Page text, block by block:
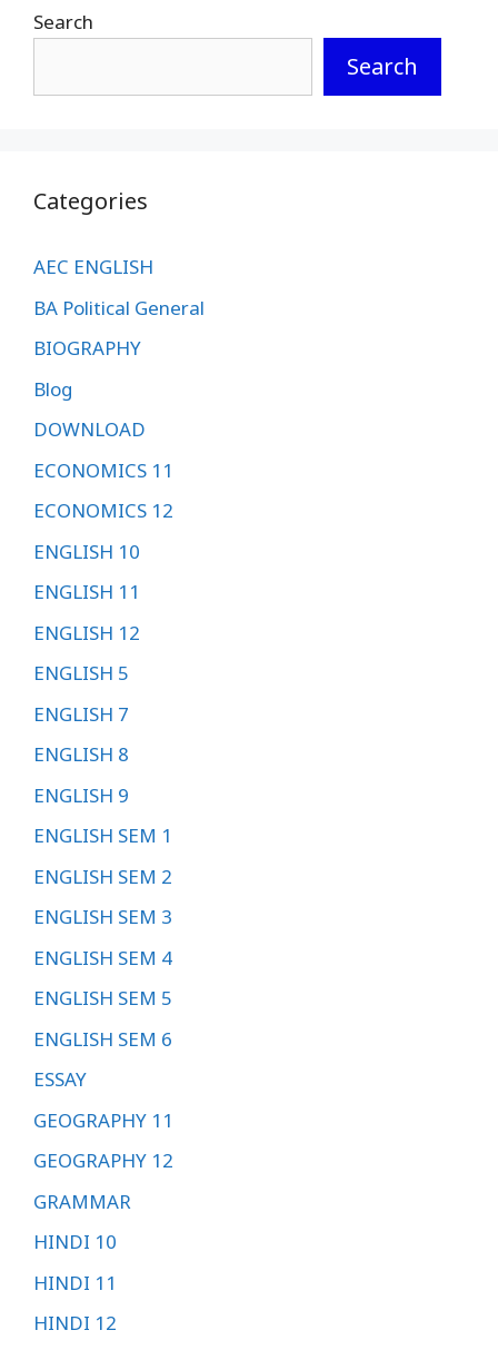
Search
Search
Categories
AEC ENGLISH
BA Political General
BIOGRAPHY
Blog
DOWNLOAD
ECONOMICS 11
ECONOMICS 12
ENGLISH 10
ENGLISH 11
ENGLISH 12
ENGLISH 5
ENGLISH 7
ENGLISH 8
ENGLISH 9
ENGLISH SEM 1
ENGLISH SEM 2
ENGLISH SEM 3
ENGLISH SEM 4
ENGLISH SEM 5
ENGLISH SEM 6
ESSAY
GEOGRAPHY 11
GEOGRAPHY 12
GRAMMAR
HINDI 10
HINDI 11
HINDI 12